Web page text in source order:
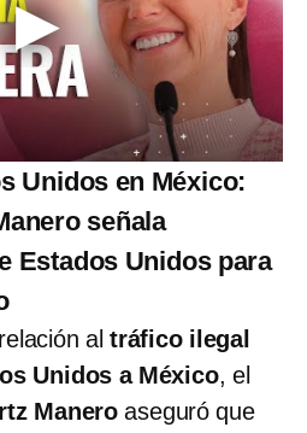
Unidos en México:
señala
Estados Unidos para
al tráfico ilegal
Unidos a México, el
Manero aseguró que